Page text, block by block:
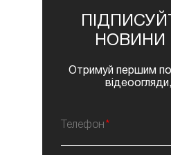
НОВИНИ
Отримуй першим
Телефон